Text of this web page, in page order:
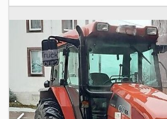
Hinterreifengröße:Kette,
Allradantrieb, Bordcomputer,
Klimaanlage, Zusatzscheinwerfer
(h):Kette, Betriebsstunden:5600,
Heckhubwerkanhängung,
(EHR), Kabinenfederung
Luftgefederter Sitz, Radio,
Lastabhängiger Zusatz-